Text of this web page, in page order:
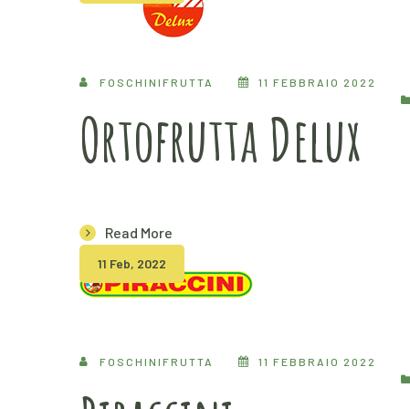
FOSCHINIFRUTTA 11 FEBBRAIO 2022
Ortofrutta Delux
Read More
11 Feb, 2022
FOSCHINIFRUTTA 11 FEBBRAIO 2022